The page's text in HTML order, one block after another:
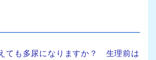
ても多尿になりますか？ 生理前は